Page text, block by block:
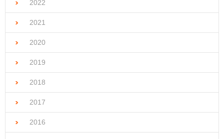
2022
2021
2020
2019
2018
2017
2016